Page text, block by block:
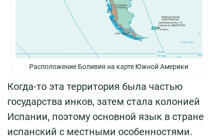
Расположение Боливия на карте Южной Америки
Когда-то эта территория была частью
государства инков, затем стала колонией
Испании, поэтому основной язык в стране
испанский с местными особенностями.